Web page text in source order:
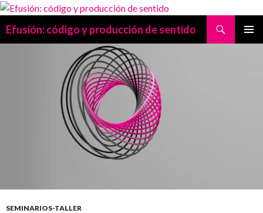
Efusión: código y producción de sentido
SEMINARIOS-TALLER